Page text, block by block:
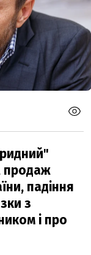
продаж
падіння
з
і про